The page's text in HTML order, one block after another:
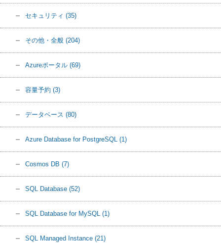
セキュリティ (35)
その他・全般 (204)
Azureポータル (69)
容量予約 (3)
データベース (80)
Azure Database for PostgreSQL (1)
Cosmos DB (7)
SQL Database (52)
SQL Database for MySQL (1)
SQL Managed Instance (21)